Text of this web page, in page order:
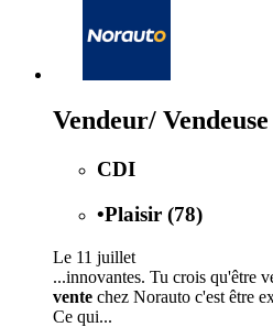
Vendeur/
CDI
•Plaisir (78)
Le 11 juillet
...innovantes. Tu crois qu'être
vente chez Norauto c'est être
Ce qui...